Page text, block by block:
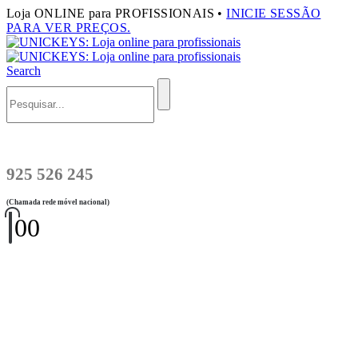
Loja ONLINE para PROFISSIONAIS •INICIE SESSÃO
PARA VER PREÇOS.
Search
925 526 245
(Chamada rede móvel nacional)
00